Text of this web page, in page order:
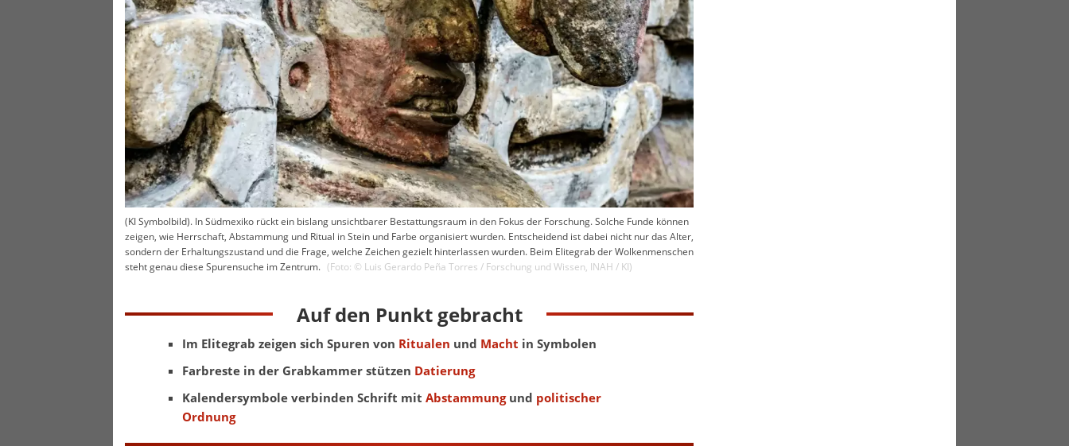
(KI Symbolbild). In Südmexiko rückt ein bislang unsichtbarer Bestattungsraum in den Fokus der Forschung. Solche Funde können
zeigen, wie Herrschaft, Abstammung und Ritual in Stein und Farbe organisiert wurden. Entscheidend ist dabei nicht nur das Alter,
sondern der Erhaltungszustand und die Frage, welche Zeichen gezielt hinterlassen wurden. Beim Elitegrab der Wolkenmenschen
steht genau diese Spurensuche im Zentrum. (Foto: © Luis Gerardo Peña Torres / Forschung und Wissen, INAH / KI)
Auf den Punkt gebracht
Im Elitegrab zeigen sich Spuren von Ritualen und Macht in Symbolen
Farbreste in der Grabkammer stützen Datierung
Kalendersymbole verbinden Schrift mit Abstammungund politischer
Ordnung